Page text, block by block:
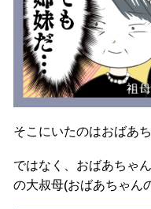
そこにいたのはおばあ
ではなく、おばあちゃ
の大叔母(おばあちゃん